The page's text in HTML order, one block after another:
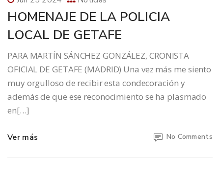
HOMENAJE DE LA POLICIA
LOCAL DE GETAFE
PARA MARTÍN SÁNCHEZ GONZÁLEZ, CRONISTA
OFICIAL DE GETAFE (MADRID) Una vez más me siento
muy orgulloso de recibir esta condecoración y
además de que ese reconocimiento se ha plasmado
en[…]
Ver más No Comments